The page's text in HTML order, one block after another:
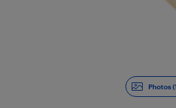
Photos